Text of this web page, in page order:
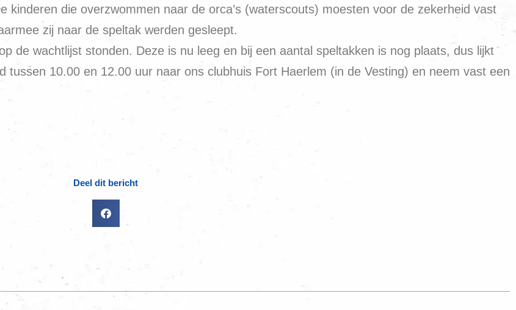
kinderen die overzwommen naar de orca’s (waterscouts) moesten voor de zekerheid vast
zij naar de speltak werden gesleept.
de wachtlijst stonden. Deze is nu leeg en bij een aantal speltakken is nog plaats, dus lijkt
tussen 10.00 en 12.00 uur naar ons clubhuis Fort Haerlem (in de Vesting) en neem vast een
Deel dit bericht